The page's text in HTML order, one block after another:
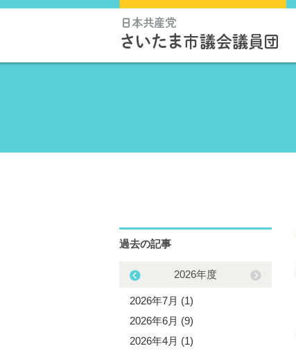
過去の記事
2026年度
2026年7月 (1)
2026年6月 (9)
2026年4月 (1)